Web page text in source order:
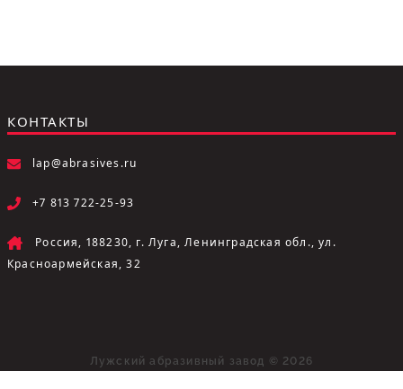
КОНТАКТЫ
lap@abrasives.ru
+7 813 722-25-93
Россия, 188230, г. Луга, Ленинградская обл., ул.
Красноармейская, 32
Лужский абразивный завод © 2026